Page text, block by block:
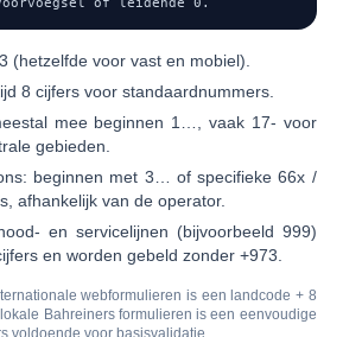
(hetzelfde voor vast en mobiel).
8 cijfers voor standaardnummers.
mee beginnen 1…
, vaak 17- voor
gebieden.
beginnen met 3…
of specifieke 66x /
afhankelijk van de operator.
en servicelijnen (bijvoorbeeld 999)
en worden gebeld zonder +973.
webformulieren is een landcode + 8
Bahreiners formulieren is een eenvoudige
voldoende voor basisvalidatie.